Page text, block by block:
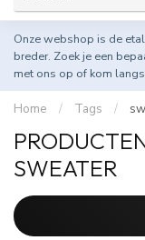
Onze webshop is de
breder. Zoek je een
met ons op of kom
Home / Tags /
SWEATER